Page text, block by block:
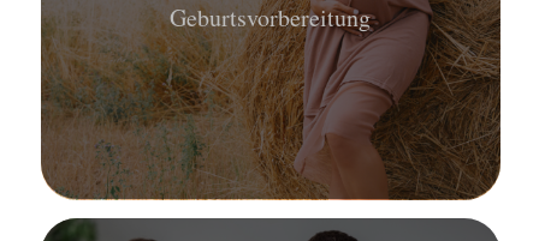
Geburtsvorbereitung